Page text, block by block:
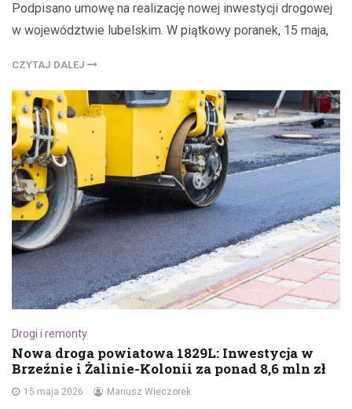
Podpisano umowę na realizację nowej inwestycji drogowej
w województwie lubelskim. W piątkowy poranek, 15 maja,
CZYTAJ DALEJ
Drogi i remonty
Nowa droga powiatowa 1829L: Inwestycja w
Brzeźnie i Żalinie-Kolonii za ponad 8,6 mln zł
15 maja 2026 Mariusz Wieczorek